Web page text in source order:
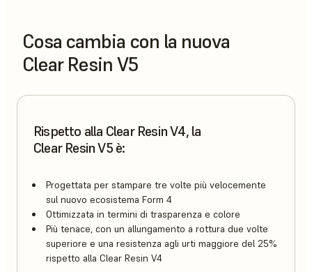
Cosa cambia con la nuova
Clear Resin V5
Rispetto alla Clear Resin V4, la
Clear Resin V5 è:
Progettata per stampare tre volte più velocemente
sul nuovo ecosistema Form 4
Ottimizzata in termini di trasparenza e colore
Più tenace, con un allungamento a rottura due volte
superiore e una resistenza agli urti maggiore del 25%
rispetto alla Clear Resin V4